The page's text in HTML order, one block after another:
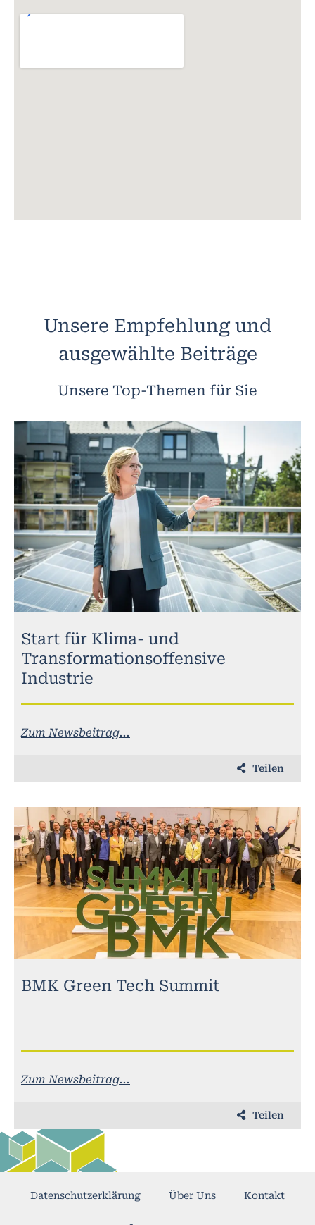
Unsere Empfehlung und
ausgewählte Beiträge
Unsere Top-Themen für Sie
Start für Klima- und
Transformationsoffensive
Industrie
Zum Newsbeitrag...
Teilen
BMK Green Tech Summit
Zum Newsbeitrag...
Teilen
Datenschutzerklärung Über Uns Kontakt